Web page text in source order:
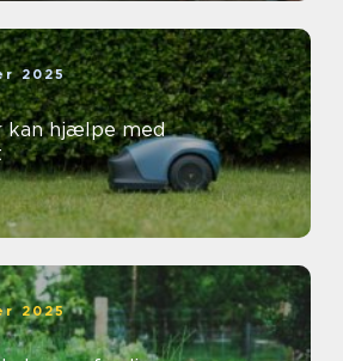
2025
kan hjælpe med
2025